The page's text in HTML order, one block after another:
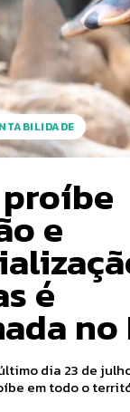
e
é
dia 23 de
em todo o